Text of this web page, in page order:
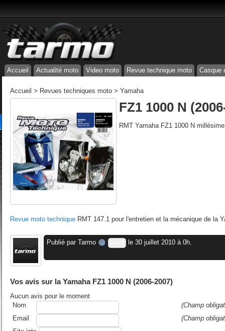
Accueil Actualité moto Video moto Revue technique moto Casque
Accueil > Revues techniques moto > Yamaha
FZ1 1000 N
RMT Yamaha FZ1 1000 N
Revue moto technique RMT 147.1 pour l'entretien et la mécanique de la
Publié par Tarmo le 30 juillet 2010 à 0h.
Vos avis sur la Yamaha FZ1 1000 N (2006-2007)
Aucun avis pour le moment
Nom
(Champ
Email
(Champ